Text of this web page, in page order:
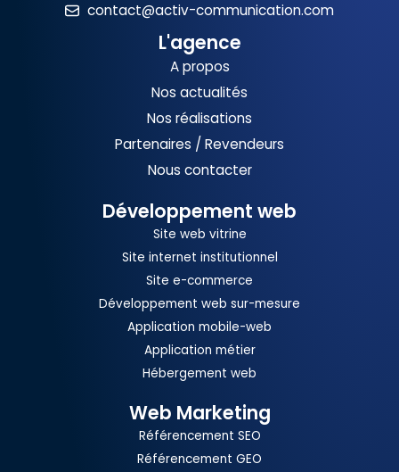
contact@activ-communication.com
L'agence
A propos
Nos actualités
Nos réalisations
Partenaires / Revendeurs
Nous contacter
Développement web
Site web vitrine
Site internet institutionnel
Site e-commerce
Développement web sur-mesure
Application mobile-web
Application métier
Hébergement web
Web Marketing
Référencement SEO
Référencement GEO